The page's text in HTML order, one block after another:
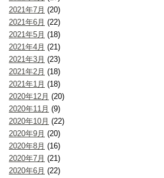
2021年7月 (20)
2021年6月 (22)
2021年5月 (18)
2021年4月 (21)
2021年3月 (23)
2021年2月 (18)
2021年1月 (18)
2020年12月 (20)
2020年11月 (9)
2020年10月 (22)
2020年9月 (20)
2020年8月 (16)
2020年7月 (21)
2020年6月 (22)